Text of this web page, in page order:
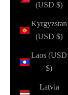
(USD $)
Kyrgyzstan
(USD $)
Laos (USD
$)
Latvia